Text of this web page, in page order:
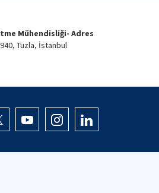
Mühendisliği- Adres
Tuzla, İstanbul